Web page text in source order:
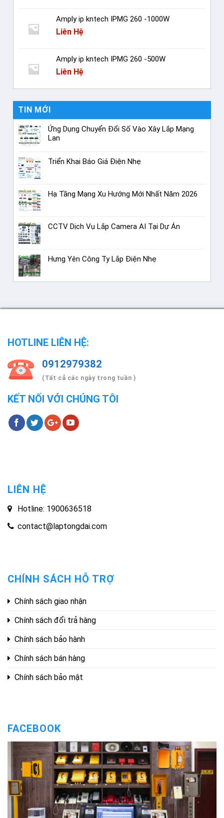
Amply ip kntech IPMG 260 -1000W
Liên Hệ
Amply ip kntech IPMG 260 -500W
Liên Hệ
TIN MỚI
Ứng Dụng Chuyển Đổi Số Vào Xây Lắp Mạng
Lan
Triển Khai Báo Giá Điện Nhẹ
Hạ Tầng Mạng Xu Hướng Mới Nhất Năm 2026
CCTV Dịch Vụ Lắp Camera AI Tại Dự Án
Hưng Yên Công Ty Lắp Điện Nhẹ
HOTLINE LIÊN HỆ:
0912979382
(Tất cả các ngày trong tuần )
KẾT NỐI VỚI CHÚNG TÔI
LIÊN HỆ
Hotline: 1900636518
contact@laptongdai.com
CHÍNH SÁCH HỖ TRỢ
Chính sách giao nhận
Chính sách đổi trả hàng
Chính sách bảo hành
Chính sách bán hàng
Chính sách bảo mật
FACEBOOK